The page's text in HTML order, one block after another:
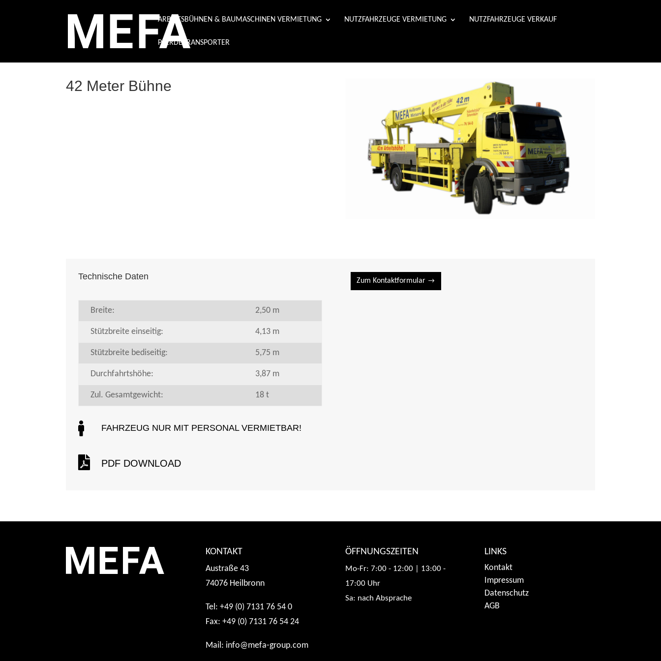
ARBEITSBÜHNEN & BAUMASCHINEN VERMIETUNG NUTZFAHRZEUGE VERMIETUNG NUTZFAHRZEUGE VERKAUF
PFERDETRANSPORTER
42 Meter Bühne
Technische Daten
Breite: 2,50 m
Stützbreite einseitig: 4,13 m
Stützbreite bediseitig: 5,75 m
Durchfahrtshöhe: 3,87 m
Zul. Gesamtgewicht: 18 t
 FAHRZEUG NUR MIT PERSONAL VERMIETBAR!
 PDF DOWNLOAD
Zum Kontaktformular
KONTAKT
Austraße 43
74076 Heilbronn
Tel: +49 (0) 7131 76 54 0
Fax: +49 (0) 7131 76 54 24
Mail: info@mefa-group.com
ÖFFNUNGSZEITEN
Mo-Fr: 7:00 - 12:00 | 13:00 -
17:00 Uhr
Sa: nach Absprache
LINKS
Kontakt
Impressum
Datenschutz
AGB